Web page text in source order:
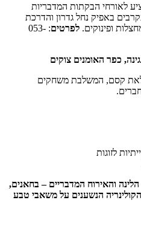
הבקתות המדבריות
נחל גדרון והדרכת
לפרטים : 053-
המשלבת משחקים
המדבריים – בחאנים,
הנשענים על משאבי טבע